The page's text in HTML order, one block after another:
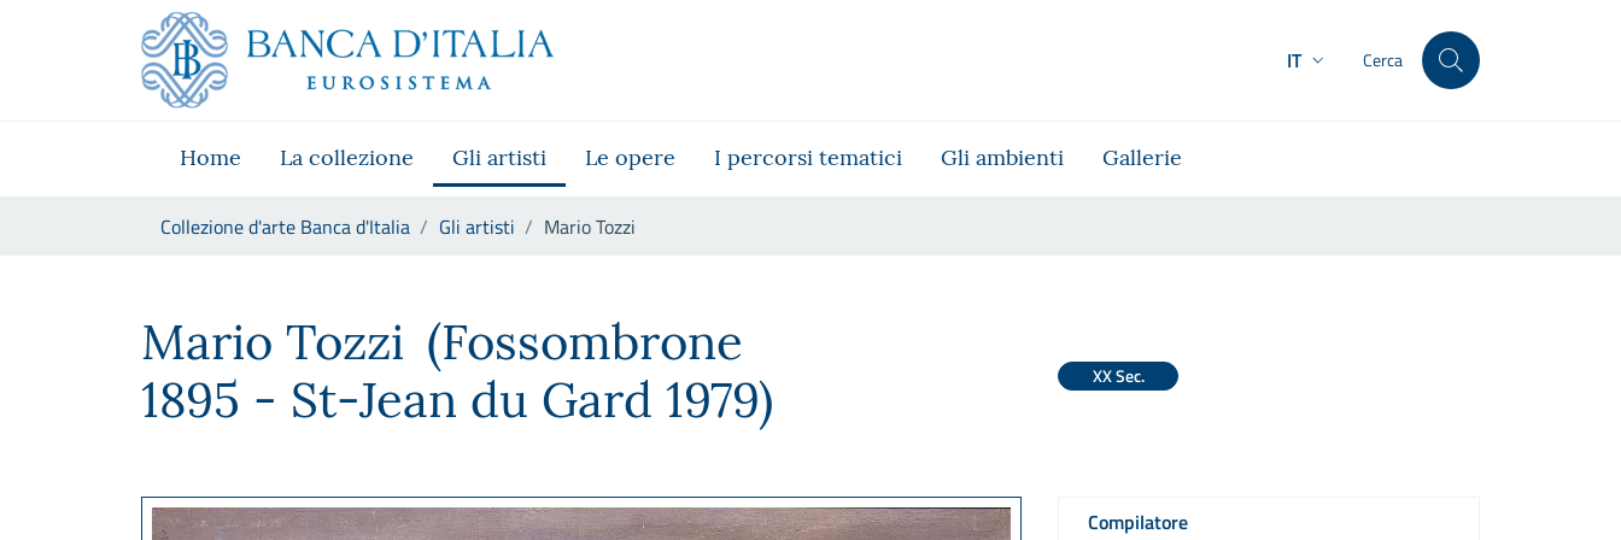
Skip to Main Content
Vai al sito istituzionale
Vai al menu di navigazione
Vai alla ricerca
Vai ai contenuti
IT Cerca
Home La collezione Gli artisti Le opere I percorsi tematici Gli ambienti Gallerie
Collezione d'arte Banca d'Italia Gli artisti Mario Tozzi
Mario Tozzi (Fossombrone
1895 - St-Jean du Gard 1979)
XX Sec.
Compilatore